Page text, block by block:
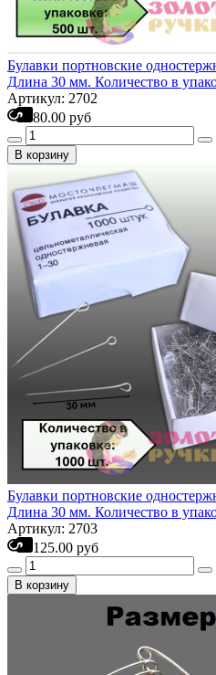
Булавки портновские
Длина 30 мм. Количество в
Артикул: 2702
80.00 руб
В корзину
Булавки портновские
Длина 30 мм. Количество в
Артикул: 2703
125.00 руб
В корзину